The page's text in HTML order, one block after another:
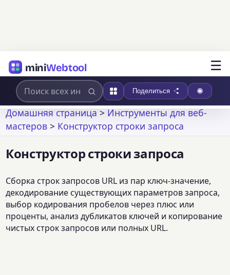
miniWebtool ☰
Поделиться
Домашняя страница>Инструменты для веб-
мастеров > Конструктор строки запроса
Конструктор строки запроса
Сборка строк запросов URL из пар ключ-значение,
декодирование существующих параметров запроса,
выбор кодирования пробелов через плюс или
проценты, анализ дубликатов ключей и копирование
чистых строк запросов или полных URL.